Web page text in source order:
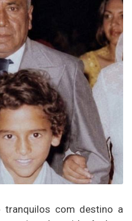
tranquilos com destino a